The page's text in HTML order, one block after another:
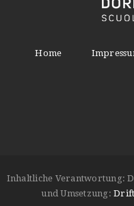
Home
Inhaltliche Verantwortung:
und Umsetzung: